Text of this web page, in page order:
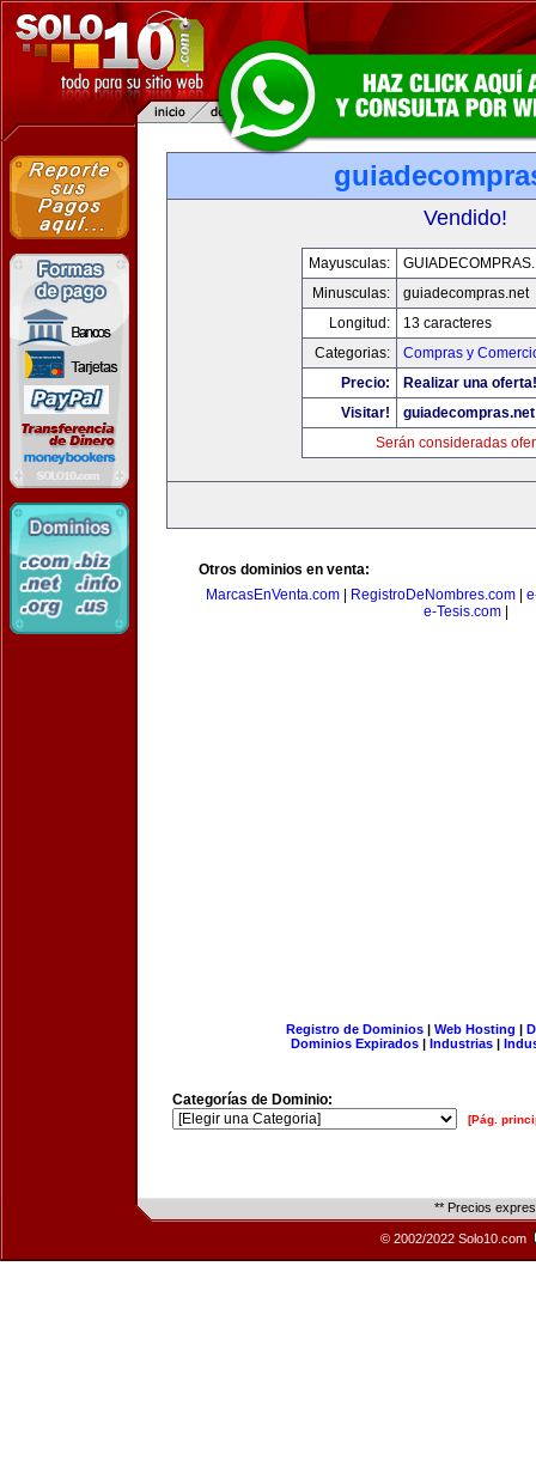
Vendido!
Mayusculas:
Minusculas:
guiadecompras.net
Longitud:
13 caracteres
Categorias:
Compras y
Precio:
Realizar una oferta!
Visitar!
guiadecompras.net
Serán consideradas
Otros dominios en venta:
MarcasEnVenta.com
RegistroDeNombres.com
e-Tesis.com|
Registro de Dominios| Web Hosting |
Dominios Expirados | Industrias |
Categorías de Dominio:
[Pág.
** Precios
© 2002/2022 Solo10.com